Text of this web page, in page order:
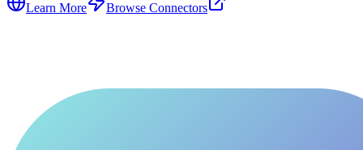
Learn More Browse Connectors